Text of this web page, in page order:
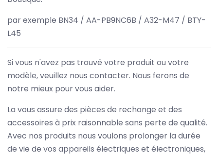
par exemple BN34 / AA-PB9NC6B / A32-M47 / BTY-
L45
Si vous n'avez pas trouvé votre produit ou votre
modèle, veuillez nous contacter. Nous ferons de
notre mieux pour vous aider.
La vous assure des pièces de rechange et des
accessoires à prix raisonnable sans perte de qualité.
Avec nos produits nous voulons prolonger la durée
de vie de vos appareils électriques et électroniques,